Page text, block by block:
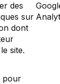
des
sur
dont
site.
pour